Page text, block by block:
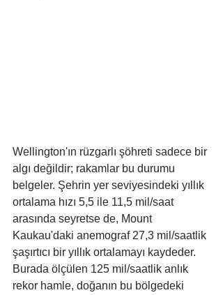
Wellington'ın rüzgarlı şöhreti sadece bir
algı değildir; rakamlar bu durumu
belgeler. Şehrin yer seviyesindeki yıllık
ortalama hızı 5,5 ile 11,5 mil/saat
arasında seyretse de, Mount
Kaukau'daki anemograf 27,3 mil/saatlik
şaşırtıcı bir yıllık ortalamayı kaydeder.
Burada ölçülen 125 mil/saatlik anlık
rekor hamle, doğanın bu bölgedeki